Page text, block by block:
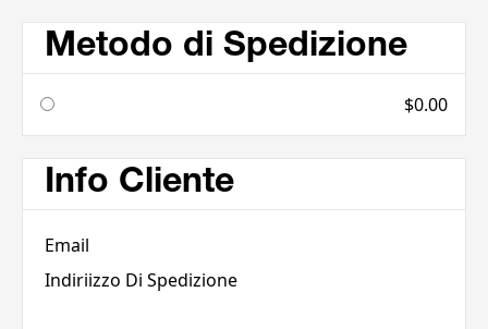
Metodo di Spedizione
$0.00
Info Cliente
Email
Indiriizzo Di Spedizione